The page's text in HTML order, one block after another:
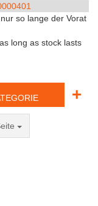
so lange der Vorat
long as stock lasts
+